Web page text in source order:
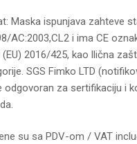
Maska ispunjava zahteve
AC:2003,CL2 i ima CE
(EU) 2016/425, kao llična
SGS Fimko LTD
odgovoran za sertifikaciju i
su sa PDV-om / VAT